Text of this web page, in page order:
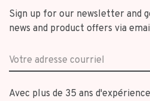
Sign up for our newsletter and
news and product offers via
Avec plus de 35 ans